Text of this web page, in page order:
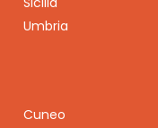
Umbria
Cuneo